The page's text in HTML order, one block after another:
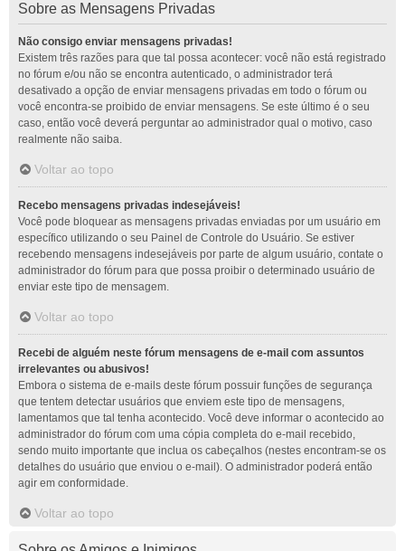
Sobre as Mensagens Privadas
Não consigo enviar mensagens privadas!
Existem três razões para que tal possa acontecer: você não está registrado
no fórum e/ou não se encontra autenticado, o administrador terá
desativado a opção de enviar mensagens privadas em todo o fórum ou
você encontra-se proibido de enviar mensagens. Se este último é o seu
caso, então você deverá perguntar ao administrador qual o motivo, caso
realmente não saiba.
Voltar ao topo
Recebo mensagens privadas indesejáveis!
Você pode bloquear as mensagens privadas enviadas por um usuário em
específico utilizando o seu Painel de Controle do Usuário. Se estiver
recebendo mensagens indesejáveis por parte de algum usuário, contate o
administrador do fórum para que possa proibir o determinado usuário de
enviar este tipo de mensagem.
Voltar ao topo
Recebi de alguém neste fórum mensagens de e-mail com assuntos
irrelevantes ou abusivos!
Embora o sistema de e-mails deste fórum possuir funções de segurança
que tentem detectar usuários que enviem este tipo de mensagens,
lamentamos que tal tenha acontecido. Você deve informar o acontecido ao
administrador do fórum com uma cópia completa do e-mail recebido,
sendo muito importante que inclua os cabeçalhos (nestes encontram-se os
detalhes do usuário que enviou o e-mail). O administrador poderá então
agir em conformidade.
Voltar ao topo